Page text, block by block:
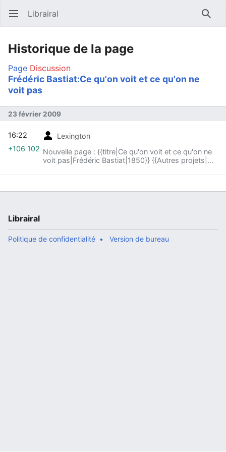
Ouvrir le menu principal Librairal
Historique de la page
Page Discussion
Frédéric Bastiat:Ce qu'on voit et ce qu'on ne
voit pas
23 février 2009
Lexington
Nouvelle page : {{titre|Ce qu'on voit et ce qu'on ne
voit pas|Frédéric Bastiat|1850}} {{Autres projets|
16:22
+106 102
Librairal
Politique de confidentialité Version de bureau